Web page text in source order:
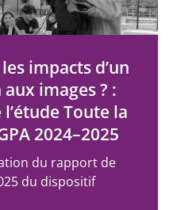
impacts d’un
images ? :
Toute la
2024–2025
du rapport de
du dispositif